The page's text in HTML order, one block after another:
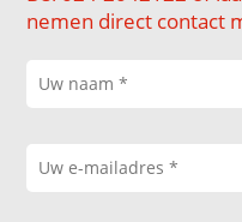
nemen direct contact